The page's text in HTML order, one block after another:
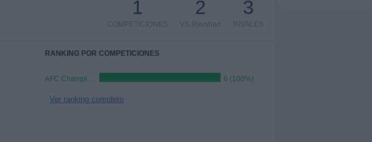
3
RIVALES
2
VS Ravshan
1
COMPETICIONES
RANKING POR COMPETICIONES
AFC Champions League Two 6 (100%)
Ver ranking completo